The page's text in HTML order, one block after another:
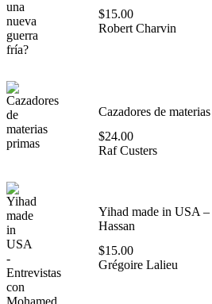
$15.00
Robert Charvin
Cazadores de
$24.00
Raf Custers
Yihad made in USA –
Hassan
$15.00
Grégoire Lalieu